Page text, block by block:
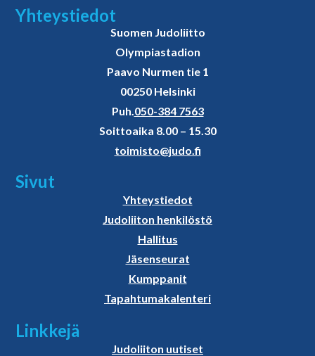
Yhteystiedot
Suomen Judoliitto
Olympiastadion
Paavo Nurmen tie 1
00250 Helsinki
Puh. 050-384 7563
Soittoaika 8.00 – 15.30
toimisto@judo.fi
Sivut
Yhteystiedot
Judoliiton henkilöstö
Hallitus
Jäsenseurat
Kumppanit
Tapahtumakalenteri
Linkkejä
Judoliiton uutiset